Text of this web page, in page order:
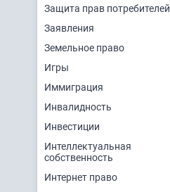
Защита прав потребителей
Заявления
Земельное право
Игры
Иммиграция
Инвалидность
Инвестиции
Интеллектуальная
собственность
Интернет право